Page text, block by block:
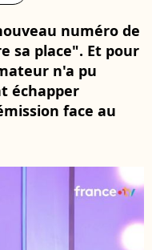
numéro de
sa place". Et pour
n'a pu
échapper
face au